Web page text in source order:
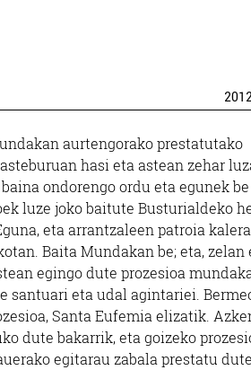
2012
aurtengorako prestatutako
hasi eta astean zehar
ondorengo ordu eta egunek be
luze joko baitute Busturialdeko
eta arrantzaleen patroia kalera
Baita Mundakan be; eta, zelan
egingo dute prozesioa
santuari eta udal agintariei.
Santa Eufemia elizatik.
dute bakarrik, eta goizeko
egitarau zabala prestatu